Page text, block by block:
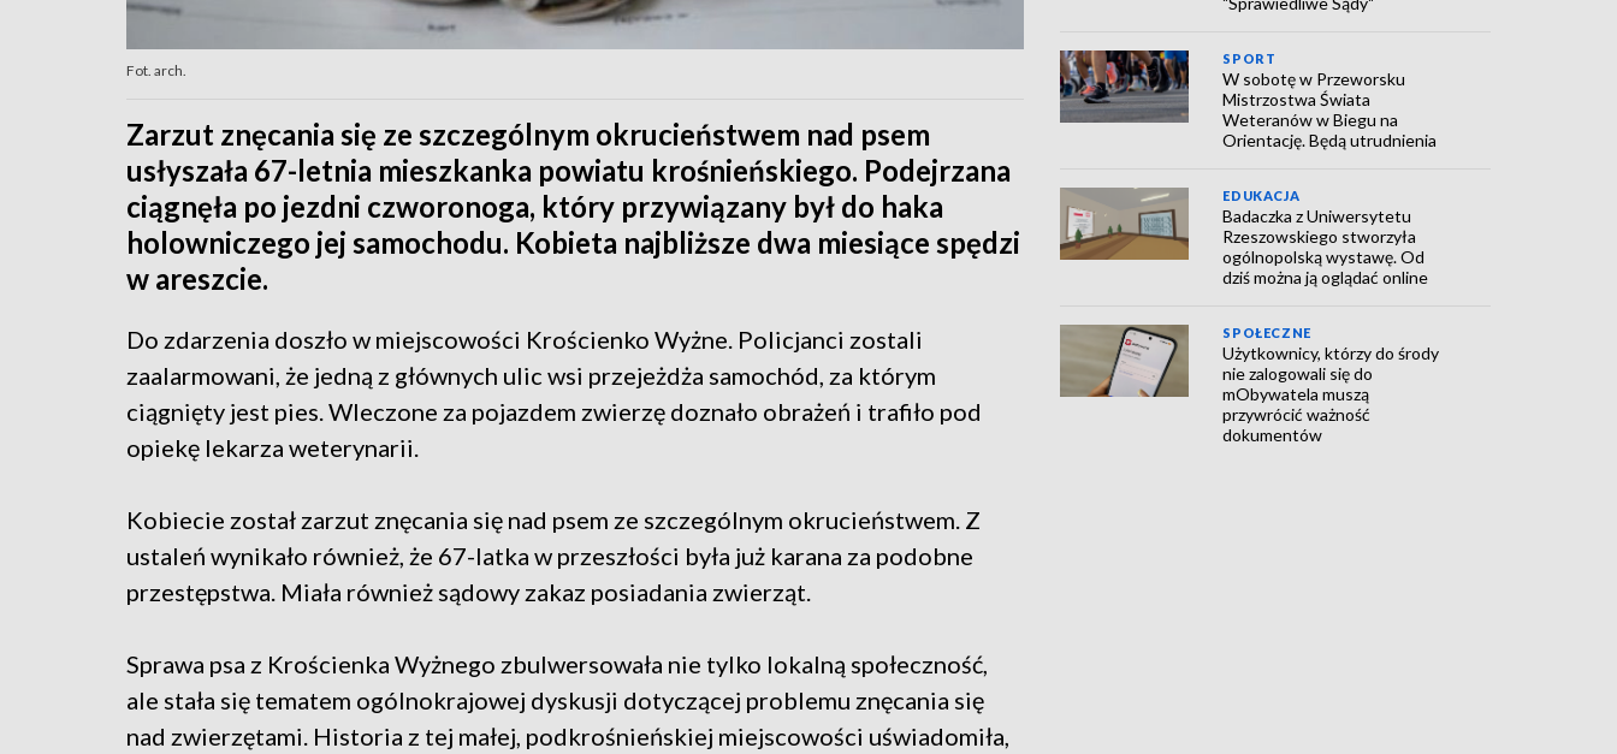
Fot. arch.
Zarzut znęcania się ze szczególnym okrucieństwem nad psem
usłyszała 67-letnia mieszkanka powiatu krośnieńskiego. Podejrzana
ciągnęła po jezdni czworonoga, który przywiązany był do haka
holowniczego jej samochodu. Kobieta najbliższe dwa miesiące spędzi
w areszcie.
Do zdarzenia doszło w miejscowości Krościenko Wyżne. Policjanci zostali
zaalarmowani, że jedną z głównych ulic wsi przejeżdża samochód, za którym
ciągnięty jest pies. Wleczone za pojazdem zwierzę doznało obrażeń i trafiło pod
opiekę lekarza weterynarii.
Kobiecie został zarzut znęcania się nad psem ze szczególnym okrucieństwem. Z
ustaleń wynikało również, że 67-latka w przeszłości była już karana za podobne
przestępstwa. Miała również sądowy zakaz posiadania zwierząt.
Sprawa psa z Krościenka Wyżnego zbulwersowała nie tylko lokalną społeczność,
ale stała się tematem ogólnokrajowej dyskusji dotyczącej problemu znęcania się
nad zwierzętami. Historia z tej małej, podkrośnieńskiej miejscowości uświadomiła,
SPORT
W sobotę w Przeworsku
Mistrzostwa Świata
Weteranów w Biegu na
Orientację. Będą utrudnienia
EDUKACJA
Badaczka z Uniwersytetu
Rzeszowskiego stworzyła
ogólnopolską wystawę. Od
dziś można ją oglądać online
SPOŁECZNE
Użytkownicy, którzy do środy
nie zalogowali się do
mObywatela muszą
przywrócić ważność
dokumentów